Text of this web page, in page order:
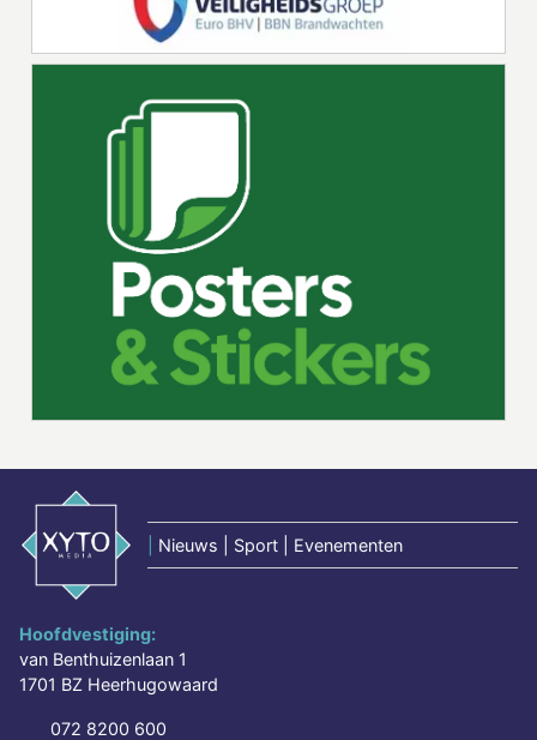
Nieuws | Sport | Evenementen
Hoofdvestiging:
van Benthuizenlaan 1
1701 BZ Heerhugowaard
072 8200 600